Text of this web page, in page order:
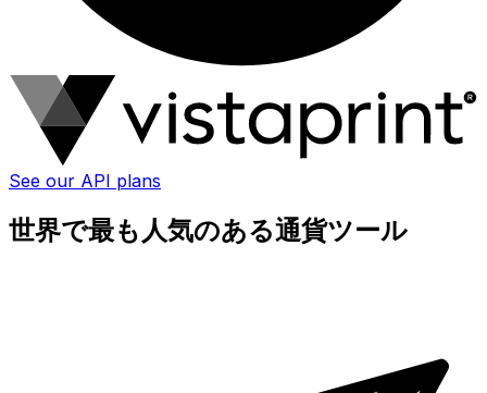
See our API plans
世界で最も人気のある通貨ツール